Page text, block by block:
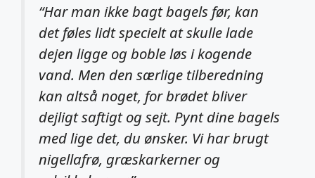
“Har man ikke bagt bagels før, kan
det føles lidt specielt at skulle lade
dejen ligge og boble løs i kogende
vand. Men den særlige tilberedning
kan altså noget, for brødet bliver
dejligt saftigt og sejt. Pynt dine bagels
med lige det, du ønsker. Vi har brugt
nigellafrø, græskarkerner og